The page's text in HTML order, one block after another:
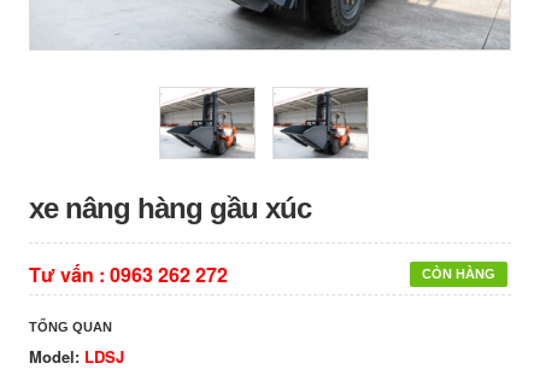
xe nâng hàng gầu xúc
CÒN HÀNG
Tư vấn : 0963 262 272
TỔNG QUAN
Model: LDSJ